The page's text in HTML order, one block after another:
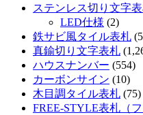
ステンレス切り文字
LED仕様 (2)
鉄サビ風タイル表札
真鍮切り文字表札
ハウスナンバー (554)
カーボンサイン (10)
木目調タイル表札 (75)
FREE-STYLE表札（